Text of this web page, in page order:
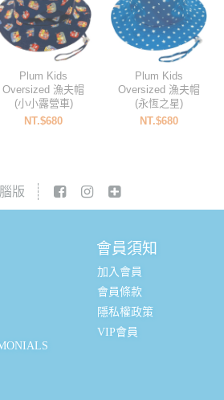
Plum Kids
Oversized 漁夫帽
(小小露營車)
NT.$680
Plum Kids
Oversized 漁夫帽
(永恆之星)
NT.$680
版
會員須知
加入會員
會員條款
隱私權政策
VIP會員